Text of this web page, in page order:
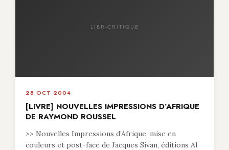
LIBR-CRITIQUE
28 OCT 2004
[LIVRE] NOUVELLES IMPRESSIONS D’AFRIQUE
DE RAYMOND ROUSSEL
>> Nouvelles Impressions d’Afrique, mise en
couleurs et post-face de Jacques Sivan, éditions Al